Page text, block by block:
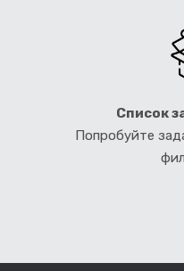
Список
Попробуйте